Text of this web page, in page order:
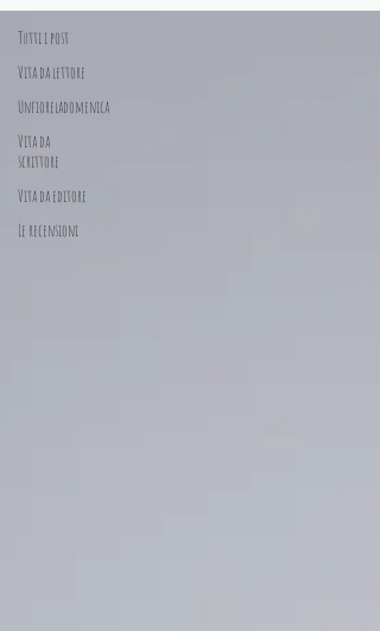
Tutti i post
Vita da lettore
Unfioreladomenica
Vita da
scrittore
Vita da editore
Le recensioni